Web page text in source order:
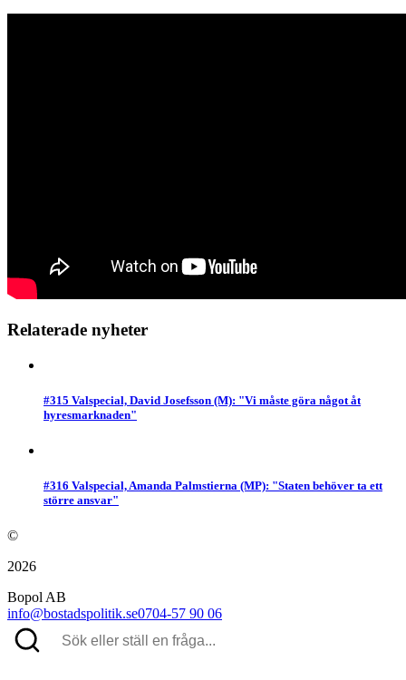
Relaterade nyheter
#315 Valspecial, David Josefsson (M): "Vi måste göra något åt
hyresmarknaden"
#316 Valspecial, Amanda Palmstierna (MP): "Staten behöver ta ett
större ansvar"
©
2026
Bopol AB
info@bostadspolitik.se0704-57 90 06